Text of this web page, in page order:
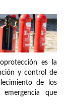
es la
y control de
de los
que